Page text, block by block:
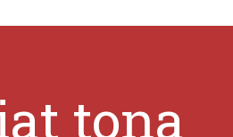
tona